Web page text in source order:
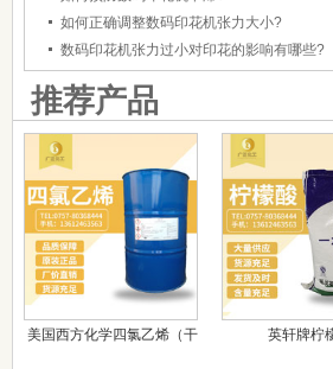
如何正确调整数码印花机张力大小?
数码印花机张力过小对印花的影响有哪些?
推荐产品
美国西方化学四氯乙烯（干
英轩牌柠